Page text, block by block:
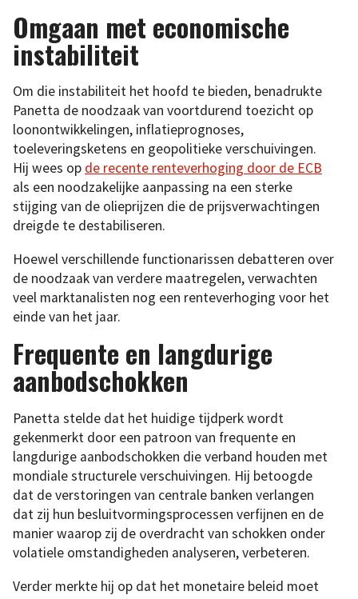
Omgaan met economische
instabiliteit
Om die instabiliteit het hoofd te bieden, benadrukte
Panetta de noodzaak van voortdurend toezicht op
loonontwikkelingen, inflatieprognoses,
toeleveringsketens en geopolitieke verschuivingen.
Hij wees op de recente renteverhoging door de ECB
als een noodzakelijke aanpassing na een sterke
stijging van de olieprijzen die de prijsverwachtingen
dreigde te destabiliseren.
Hoewel verschillende functionarissen debatteren over
de noodzaak van verdere maatregelen, verwachten
veel marktanalisten nog een renteverhoging voor het
einde van het jaar.
Frequente en langdurige
aanbodschokken
Panetta stelde dat het huidige tijdperk wordt
gekenmerkt door een patroon van frequente en
langdurige aanbodschokken die verband houden met
mondiale structurele verschuivingen. Hij betoogde
dat de verstoringen van centrale banken verlangen
dat zij hun besluitvormingsprocessen verfijnen en de
manier waarop zij de overdracht van schokken onder
volatiele omstandigheden analyseren, verbeteren.
Verder merkte hij op dat het monetaire beleid moet